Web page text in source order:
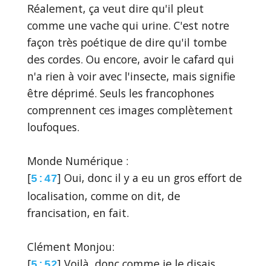
Réalement, ça veut dire qu'il pleut
comme une vache qui urine. C'est notre
façon très poétique de dire qu'il tombe
des cordes. Ou encore, avoir le cafard qui
n'a rien à voir avec l'insecte, mais signifie
être déprimé. Seuls les francophones
comprennent ces images complètement
loufoques.
Monde Numérique :
[5:47] Oui, donc il y a eu un gros effort de
localisation, comme on dit, de
francisation, en fait.
Clément Monjou: